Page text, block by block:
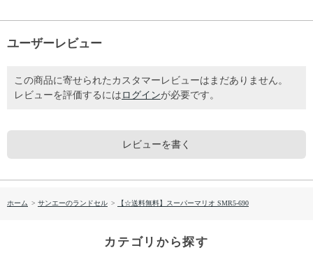
ユーザーレビュー
この商品に寄せられたカスタマーレビューはまだありません。
レビューを評価するには ログインが必要です。
レビューを書く
ホーム > サンエーのランドセル > 【☆送料無料】スーパーマリオ SMR5-690
カテゴリから探す